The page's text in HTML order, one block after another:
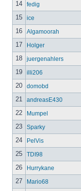
14 fedig
15 ice
16 Algamoorah
17 Holger
18 juergenahlers
19 illi206
20 domobd
21 andreasE430
22 Mumpel
23 Sparky
24 PelVis
25 TDI98
26 Hurrykane
27 Mario68